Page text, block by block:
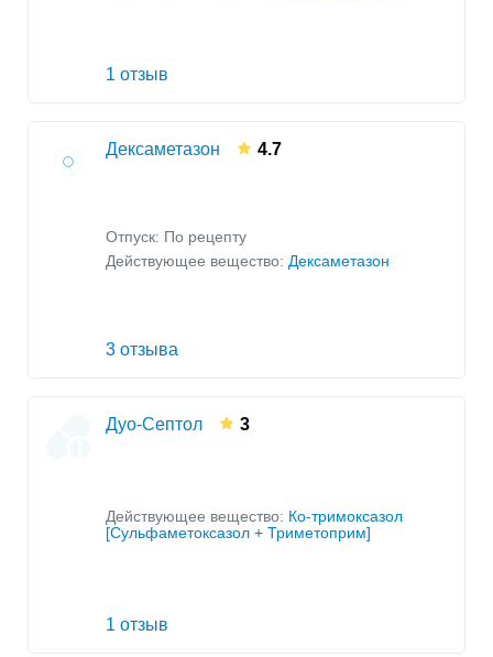
1 отзыв
Дексаметазон 4.7
Отпуск: По рецепту
Действующее вещество: Дексаметазон
3 отзыва
Дуо-Септол 3
Действующее вещество: Ко-тримоксазол
[Сульфаметоксазол + Триметоприм]
1 отзыв